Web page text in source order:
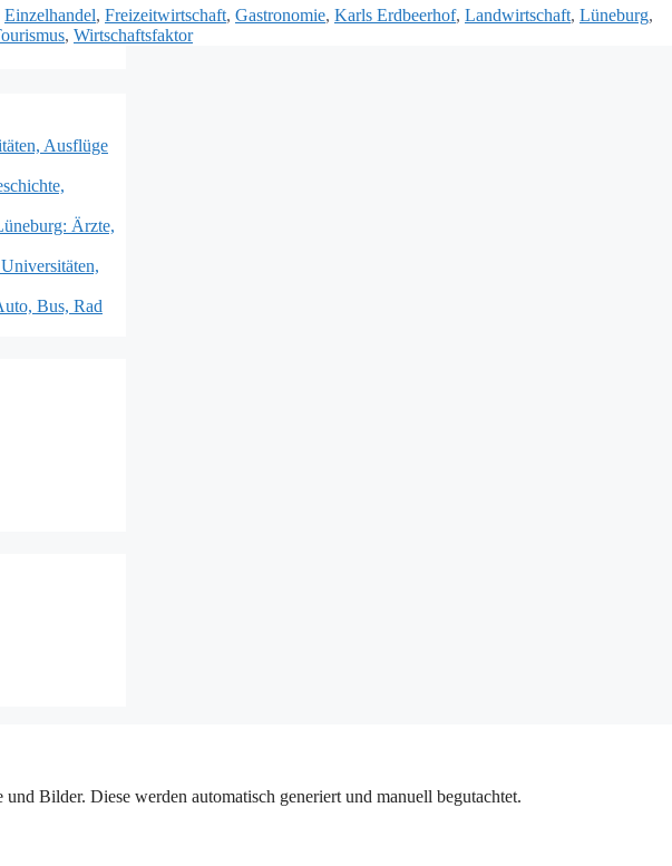
Einzelhandel, Freizeitwirtschaft, Gastronomie, Karls Erdbeerhof, Landwirtschaft, Lüneburg,
, Wirtschaftsfaktor
Ausflüge
Ärzte,
Bus, Rad
Bilder. Diese werden automatisch generiert und manuell begutachtet.